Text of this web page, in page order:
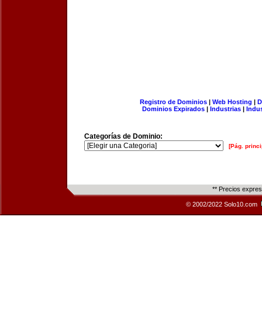
Registro de Dominios| Web Hosting |
Dominios Expirados | Industrias |
Categorías de Dominio:
[Pág.
** Precios
© 2002/2022 Solo10.com